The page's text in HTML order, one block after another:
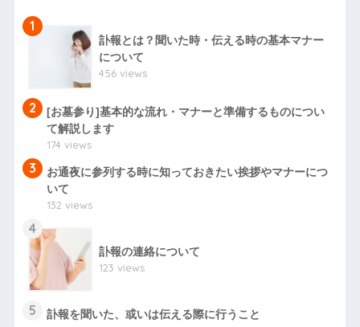
1
訃報とは？聞いた時・伝える時の基本マナー
について
456 views
2
[お墓参り]基本的な流れ・マナーと準備するものについ
て解説します
174 views
3
お通夜に参列する時に知っておきたい挨拶やマナーにつ
いて
132 views
4
訃報の連絡について
123 views
5
訃報を聞いた、或いは伝える際に行うこと